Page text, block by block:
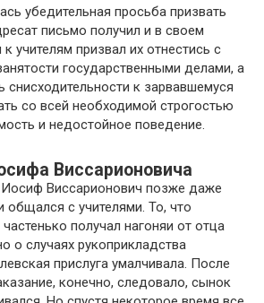
убедительная просьба призвать
письмо получил и в своем
учителям призвал их отнестись с
государственными делами, а
снисходительности к зарвавшемуся
со всей необходимой строгостью
и недостойное поведение.
Виссарионовича
Иосиф Виссарионович позже даже
общался с учителями. То, что
получал нагоняи от отца
о случаях рукоприкладства
прислуга умалчивала. После
конечно, следовало, сынок